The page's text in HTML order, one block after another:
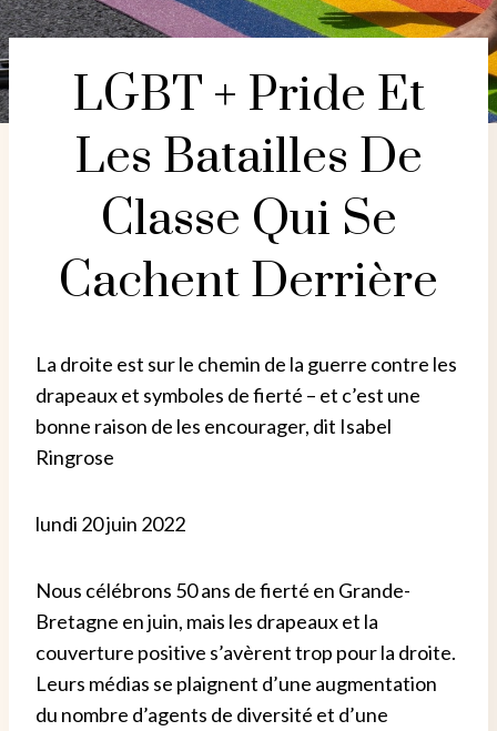
LGBT + Pride Et
Les Batailles De
Classe Qui Se
Cachent Derrière
La droite est sur le chemin de la guerre contre les
drapeaux et symboles de fierté – et c’est une
bonne raison de les encourager, dit Isabel
Ringrose
lundi 20 juin 2022
Nous célébrons 50 ans de fierté en Grande-
Bretagne en juin, mais les drapeaux et la
couverture positive s’avèrent trop pour la droite.
Leurs médias se plaignent d’une augmentation
du nombre d’agents de diversité et d’une